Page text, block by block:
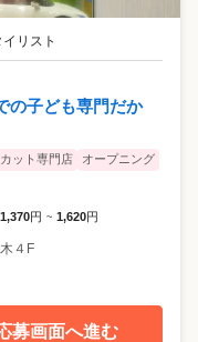
リスト
の子ども専門だか
ット専門店
オープニング
1,370円 ~ 1,620円
４F
募画面へ進む